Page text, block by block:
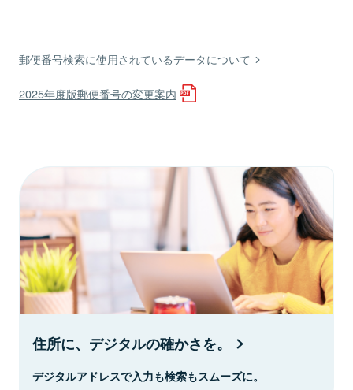
郵便番号検索に使用されているデータについて
2025年度版郵便番号の変更案内
住所に、デジタルの確かさを。
デジタルアドレスで入力も検索もスムーズに。